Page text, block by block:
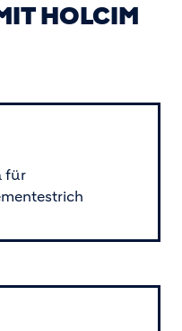
HOLCIM
für